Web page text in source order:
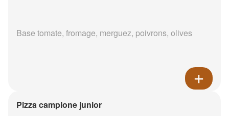
Base tomate, fromage, merguez, poivrons, olives
Pizza campione junior